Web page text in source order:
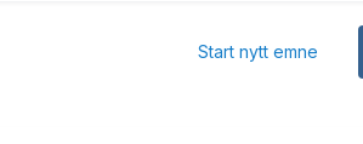
Start nytt emne